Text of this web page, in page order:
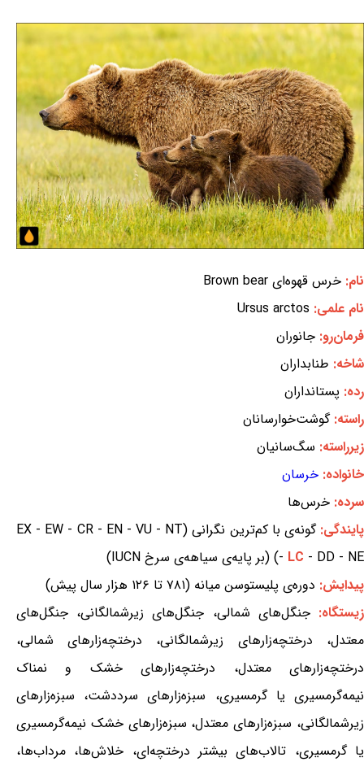
نام: خرس قهوه‌ای Brown bear
نام علمی: Ursus arctos
فرمان‌رو: جانوران
شاخه: طنابداران
رده: پستانداران
راسته:گوشت‌خوارسانان
زیرراسته: سگ‌سانیان
خانواده: خرسان
سرده: خرس‌ها
پایندگی:
گونه‌ی با کم‌ترین نگرانی (EX - EW - CR - EN - VU - NT
- LC - DD - NE) (بر پایه‌ی سیاهه‌ی سرخ IUCN)
پیدایش: دوره‌ی پلیستوسن میانه (۷۸۱ تا ۱۲۶ هزار سال پیش)
زیستگاه:جنگل‌های شمالی، جنگل‌های زیرشمالگانی، جنگل‌های
معتدل، درختچه‌زارهای زیرشمالگانی، درختچه‌زارهای شمالی،
درختچه‌زارهای معتدل، درختچه‌زارهای خشک و نمناک
نیمه‌گرمسیری یا گرمسیری، سبزه‌زارهای سرددشت، سبزه‌زارهای
زیرشمالگانی، سبزه‌زارهای معتدل، سبزه‌زارهای خشک نیمه‌گرمسیری
یا گرمسیری، تالاب‌های بیشتر درختچه‌ای، خلاش‌ها، مرداب‌ها،